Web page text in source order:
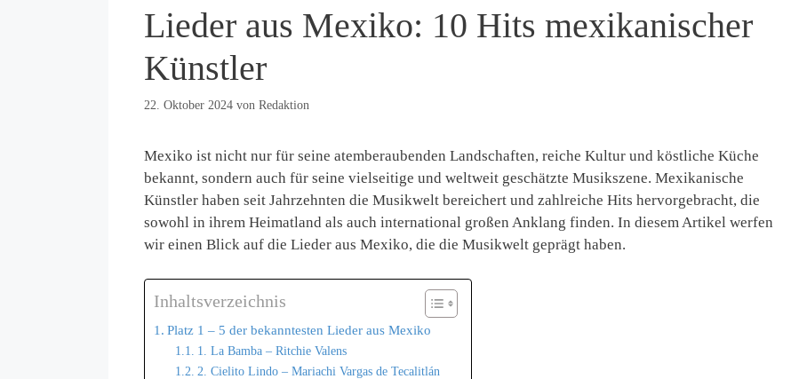
Lieder aus Mexiko: 10 Hits mexikanischer
Künstler
22. Oktober 2024 von Redaktion
Mexiko ist nicht nur für seine atemberaubenden Landschaften, reiche Kultur und köstliche Küche
bekannt, sondern auch für seine vielseitige und weltweit geschätzte Musikszene. Mexikanische
Künstler haben seit Jahrzehnten die Musikwelt bereichert und zahlreiche Hits hervorgebracht, die
sowohl in ihrem Heimatland als auch international großen Anklang finden. In diesem Artikel werfen
wir einen Blick auf die Lieder aus Mexiko, die die Musikwelt geprägt haben.
Inhaltsverzeichnis
Platz 1 – 5 der bekanntesten Lieder aus Mexiko
1. La Bamba – Ritchie Valens
2. Cielito Lindo – Mariachi Vargas de Tecalitlán